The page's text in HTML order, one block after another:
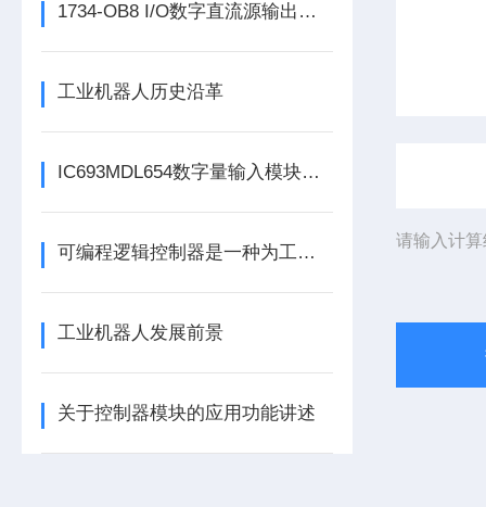
1734-OB8 I/O数字直流源输出模块的正确安装步骤分享
工业机器人历史沿革
IC693MDL654数字量输入模块为系统提供实时的状态反馈
可编程逻辑控制器是一种为工业环境设计的数字运算操作电子系统
工业机器人发展前景
关于控制器模块的应用功能讲述
请输入计